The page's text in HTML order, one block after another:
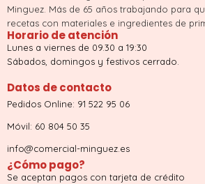
Minguez. Más de 65 años trabajando para
recetas con materiales e ingredientes de
Horario de atención
Lunes a viernes de 09.30 a 19:30
Sábados, domingos y festivos cerrado.
Datos de contacto
Pedidos Online: 91 522 95 06
Móvil: 60 804 50 35
info@comercial-minguez.es
¿Cómo pago?
Se aceptan pagos con tarjeta de crédito